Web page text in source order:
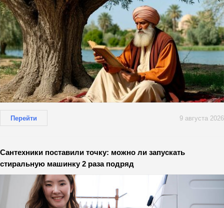
Перейти 9 августа 2026
Сантехники поставили точку: можно ли запускать
стиральную машинку 2 раза подряд